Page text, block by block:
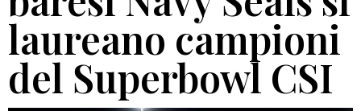
laureano campioni
del Superbowl CSI